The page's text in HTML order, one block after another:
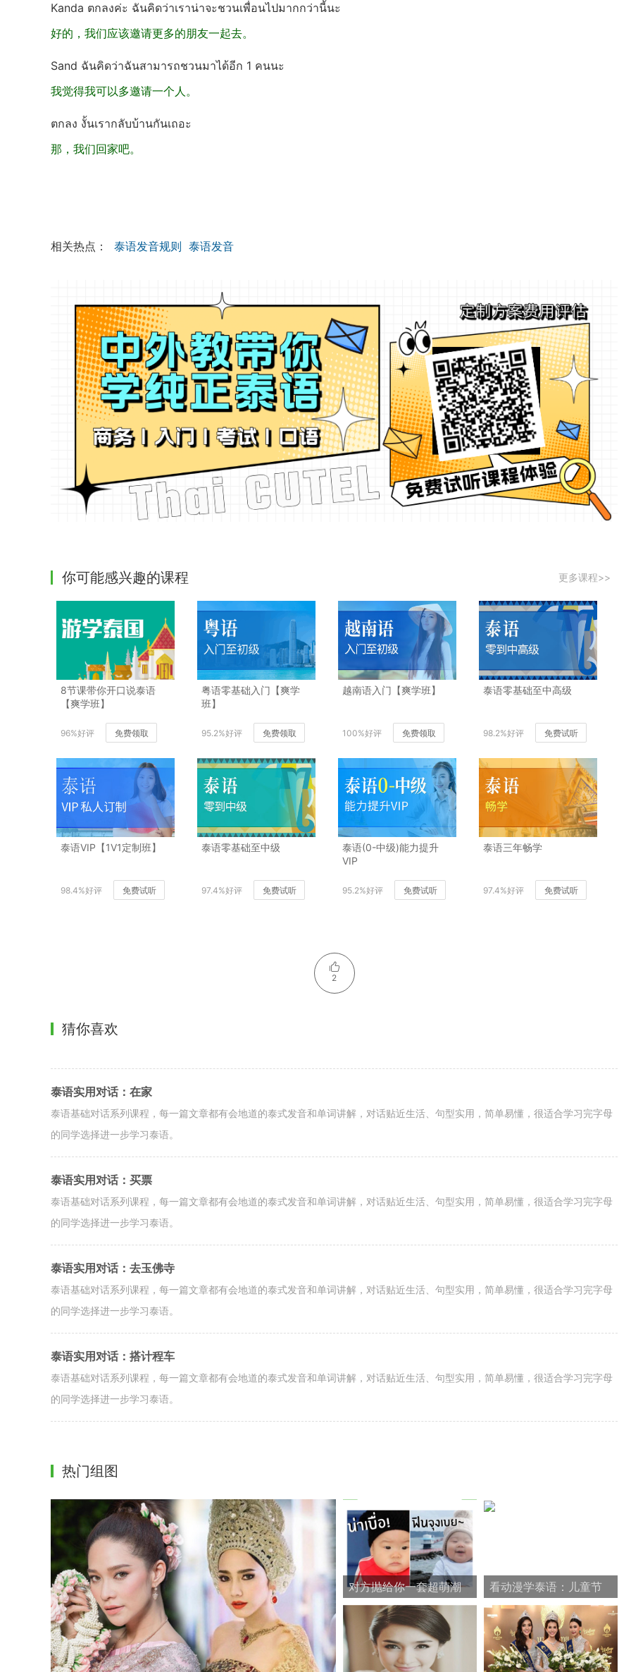
Kanda ตกลงค่ะ ฉันคิดว่าเราน่าจะชวนเพื่อนไปมากกว่านี้นะ
好的，我们应该邀请更多的朋友一起去。
Sand ฉันคิดว่าฉันสามารถชวนมาได้อีก 1 คนนะ
我觉得我可以多邀请一个人。
ตกลง งั้นเรากลับบ้านกันเถอะ
那，我们回家吧。
相关热点： 泰语发音规则 泰语发音
你可能感兴趣的课程 更多课程>>
8节课带你开口说泰语
【爽学班】
96%好评 免费领取
粤语零基础入门【爽学
班】
95.2%好评 免费领取
越南语入门【爽学班】
100%好评 免费领取
泰语零基础至中高级
98.2%好评 免费试听
泰语VIP【1V1定制班】
98.4%好评 免费试听
泰语零基础至中级
97.4%好评 免费试听
泰语(0-中级)能力提升
VIP
95.2%好评 免费试听
泰语三年畅学
97.4%好评 免费试听
2
猜你喜欢
泰语实用对话：在家
泰语基础对话系列课程，每一篇文章都有会地道的泰式发音和单词讲解，对话贴近生活、句型实用，简单易懂，很适合学习完字母
的同学选择进一步学习泰语。
泰语实用对话：买票
泰语基础对话系列课程，每一篇文章都有会地道的泰式发音和单词讲解，对话贴近生活、句型实用，简单易懂，很适合学习完字母
的同学选择进一步学习泰语。
泰语实用对话：去玉佛寺
泰语基础对话系列课程，每一篇文章都有会地道的泰式发音和单词讲解，对话贴近生活、句型实用，简单易懂，很适合学习完字母
的同学选择进一步学习泰语。
泰语实用对话：搭计程车
泰语基础对话系列课程，每一篇文章都有会地道的泰式发音和单词讲解，对话贴近生活、句型实用，简单易懂，很适合学习完字母
的同学选择进一步学习泰语。
热门组图
对方抛给你一套超萌潮
流表情包，你接还是不
看动漫学泰语：儿童节
快乐